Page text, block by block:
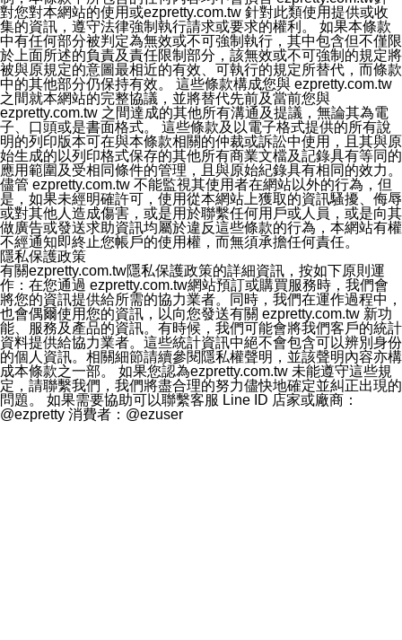
對您對本網站的使用或ezpretty.com.tw 針對此類使用提供或收
集的資訊，遵守法律強制執行請求或要求的權利。 如果本條款
中有任何部分被判定為無效或不可強制執行，其中包含但不僅限
於上面所述的負責及責任限制部分，該無效或不可強制的規定將
被與原規定的意圖最相近的有效、可執行的規定所替代，而條款
中的其他部分仍保持有效。 這些條款構成您與 ezpretty.com.tw
之間就本網站的完整協議，並將替代先前及當前您與
ezpretty.com.tw 之間達成的其他所有溝通及提議，無論其為電
子、口頭或是書面格式。 這些條款及以電子格式提供的所有說
明的列印版本可在與本條款相關的仲裁或訴訟中使用，且其與原
始生成的以列印格式保存的其他所有商業文檔及記錄具有等同的
應用範圍及受相同條件的管理，且與原始紀錄具有相同的效力。
儘管 ezpretty.com.tw 不能監視其使用者在網站以外的行為，但
是，如果未經明確許可，使用從本網站上獲取的資訊騷擾、侮辱
或對其他人造成傷害，或是用於聯繫任何用戶或人員，或是向其
做廣告或發送求助資訊均屬於違反這些條款的行為，本網站有權
不經通知即終止您帳戶的使用權，而無須承擔任何責任。
隱私保護政策
有關ezpretty.com.tw隱私保護政策的詳細資訊，按如下原則運
作：在您通過 ezpretty.com.tw網站預訂或購買服務時，我們會
將您的資訊提供給所需的協力業者。同時，我們在運作過程中，
也會偶爾使用您的資訊，以向您發送有關 ezpretty.com.tw 新功
能、服務及產品的資訊。有時候，我們可能會將我們客戶的統計
資料提供給協力業者。這些統計資訊中絕不會包含可以辨別身份
的個人資訊。相關細節請續參閱隱私權聲明，並該聲明內容亦構
成本條款之一部。 如果您認為ezpretty.com.tw 未能遵守這些規
定，請聯繫我們，我們將盡合理的努力儘快地確定並糾正出現的
問題。 如果需要協助可以聯繫客服 Line ID 店家或廠商：
@ezpretty 消費者：@ezuser